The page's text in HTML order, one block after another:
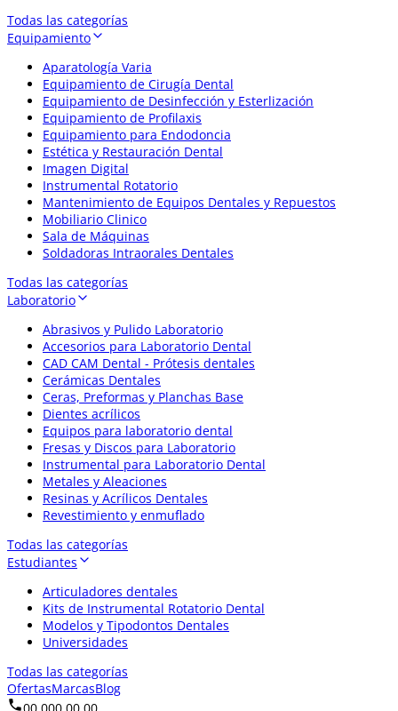
Todas las categorías
Equipamiento
Aparatología Varia
Equipamiento de Cirugía Dental
Equipamiento de Desinfección y Esterlización
Equipamiento de Profilaxis
Equipamiento para Endodoncia
Estética y Restauración Dental
Imagen Digital
Instrumental Rotatorio
Mantenimiento de Equipos Dentales y Repuestos
Mobiliario Clinico
Sala de Máquinas
Soldadoras Intraorales Dentales
Todas las categorías
Laboratorio
Abrasivos y Pulido Laboratorio
Accesorios para Laboratorio Dental
CAD CAM Dental - Prótesis dentales
Cerámicas Dentales
Ceras, Preformas y Planchas Base
Dientes acrílicos
Equipos para laboratorio dental
Fresas y Discos para Laboratorio
Instrumental para Laboratorio Dental
Metales y Aleaciones
Resinas y Acrílicos Dentales
Revestimiento y enmuflado
Todas las categorías
Estudiantes
Articuladores dentales
Kits de Instrumental Rotatorio Dental
Modelos y Tipodontos Dentales
Universidades
Todas las categorías
OfertasMarcasBlog
00 000 00 00